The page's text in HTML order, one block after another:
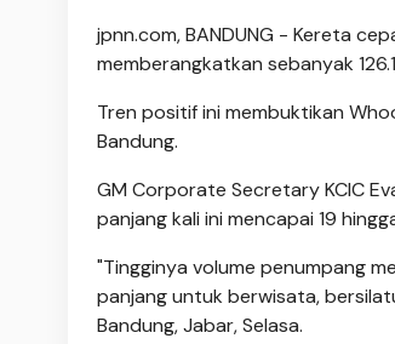
jpnn.com, BANDUNG - Kereta
memberangkatkan sebanyak
Tren positif ini membuktikan
Bandung.
GM Corporate Secretary KCIC
panjang kali ini mencapai 19
"Tingginya volume penumpang
panjang untuk berwisata,
Bandung, Jabar, Selasa.